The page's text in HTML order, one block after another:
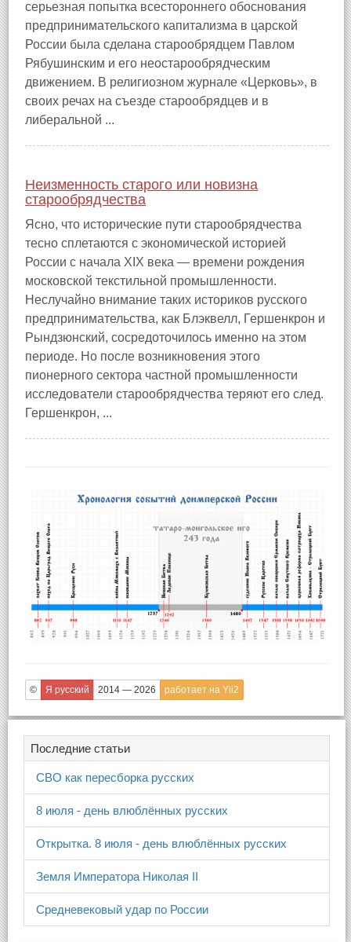
серьезная попытка всестороннего обоснования
предпринимательского капитализма в царской
России была сделана старообрядцем Павлом
Рябушинским и его неостарообрядческим
движением. В религиозном журнале «Церковь», в
своих речах на съезде старообрядцев и в
либеральной ...
Неизменность старого или новизна
старообрядчества
Ясно, что исторические пути старообрядчества
тесно сплетаются с экономической историей
России с начала XIX века — времени рождения
московской текстильной промышленности.
Неслучайно внимание таких историков русского
предпринимательства, как Блэквелл, Гершенкрон и
Рындзюнский, сосредоточилось именно на этом
периоде. Но после возникновения этого
пионерного сектора частной промышленности
исследователи старообрядчества теряют его след.
Гершенкрон, ...
© Я русский 2014 — 2026 работает на Yii2
Последние статьи
СВО как пересборка русских
8 июля - день влюблённых русских
Открытка. 8 июля - день влюблённых русских
Земля Императора Николая II
Средневековый удар по России